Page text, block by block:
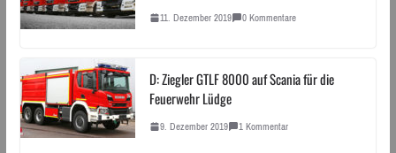
11. Dezember 2019 0 Kommentare
D: Ziegler GTLF 8000 auf Scania für die
Feuerwehr Lüdge
9. Dezember 2019 1 Kommentar